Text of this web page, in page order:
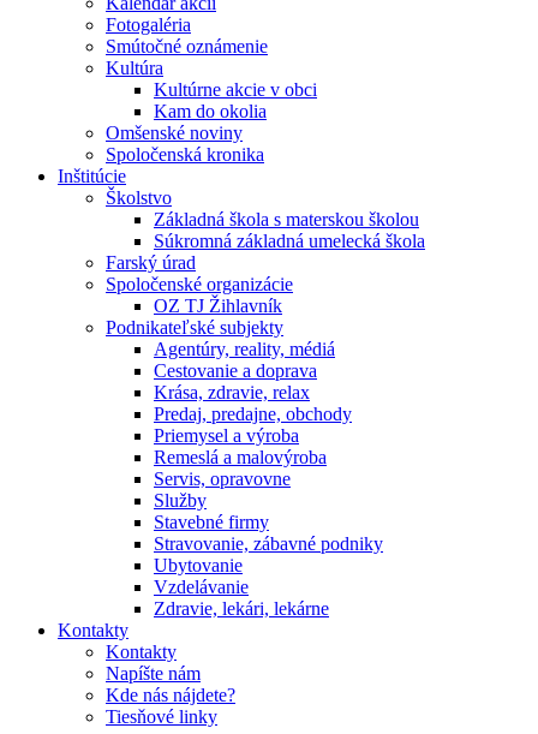
Fotogaléria
Smútočné oznámenie
Kultúra
Kultúrne akcie v obci
Kam do okolia
Omšenské noviny
Spoločenská kronika
Inštitúcie
Školstvo
Základná škola s materskou školou
Súkromná základná umelecká škola
Farský úrad
Spoločenské organizácie
OZ TJ Žihlavník
Podnikateľské subjekty
Agentúry, reality, médiá
Cestovanie a doprava
Krása, zdravie, relax
Predaj, predajne, obchody
Priemysel a výroba
Remeslá a malovýroba
Servis, opravovne
Služby
Stavebné firmy
Stravovanie, zábavné podniky
Ubytovanie
Vzdelávanie
Zdravie, lekári, lekárne
Kontakty
Kontakty
Napíšte nám
Kde nás nájdete?
Tiesňové linky